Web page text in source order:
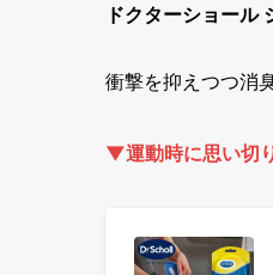
ドクターショール
衝撃を抑えつつ消
▼運動時に思い切